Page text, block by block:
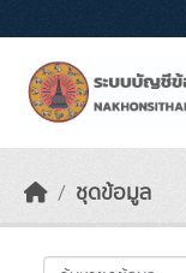
ชุดข้อมูล